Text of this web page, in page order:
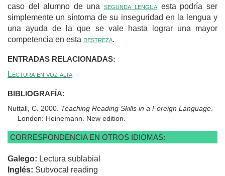
caso del alumno de una segunda lengua esta podría ser
simplemente un síntoma de su inseguridad en la lengua y
una ayuda de la que se vale hasta lograr una mayor
competencia en esta destreza.
ENTRADAS RELACIONADAS:
Lectura en voz alta
BIBLIOGRAFÍA:
Nuttall, C. 2000. Teaching Reading Skills in a Foreign Language
London: Heinemann. New edition.
CORRESPONDENCIA EN OTROS IDIOMAS:
Galego: Lectura sublabial
Inglés: Subvocal reading